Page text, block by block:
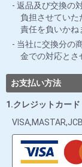
返品及び交換の
負担させてい
責任を負いかね
当社に交換分の
金での対応とさ
お支払い方法
1.クレジットカード